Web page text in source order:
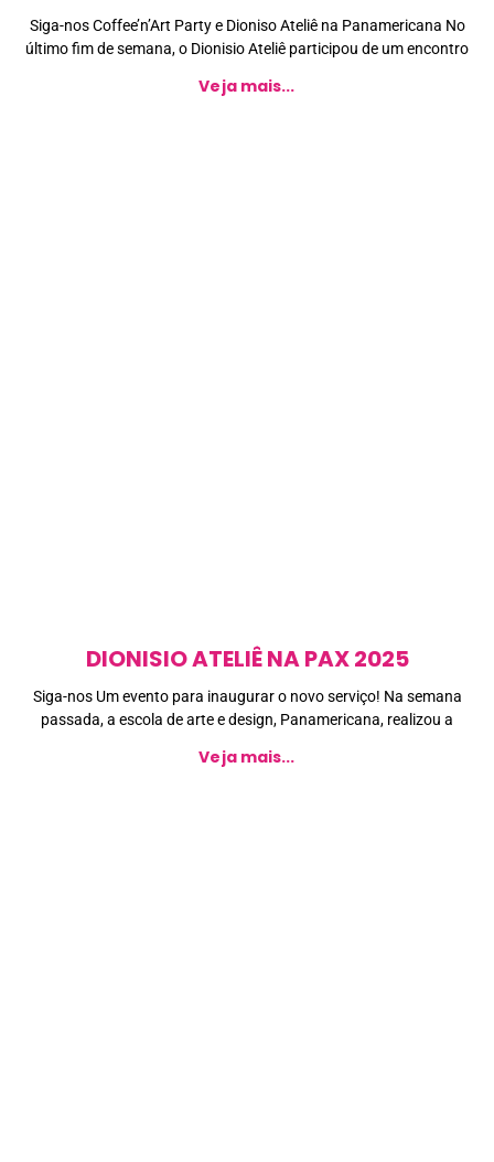
Siga-nos Coffee’n’Art Party e Dioniso Ateliê na Panamericana No
último fim de semana, o Dionisio Ateliê participou de um encontro
Veja mais...
DIONISIO ATELIÊ NA PAX 2025
Siga-nos Um evento para inaugurar o novo serviço! Na semana
passada, a escola de arte e design, Panamericana, realizou a
Veja mais...